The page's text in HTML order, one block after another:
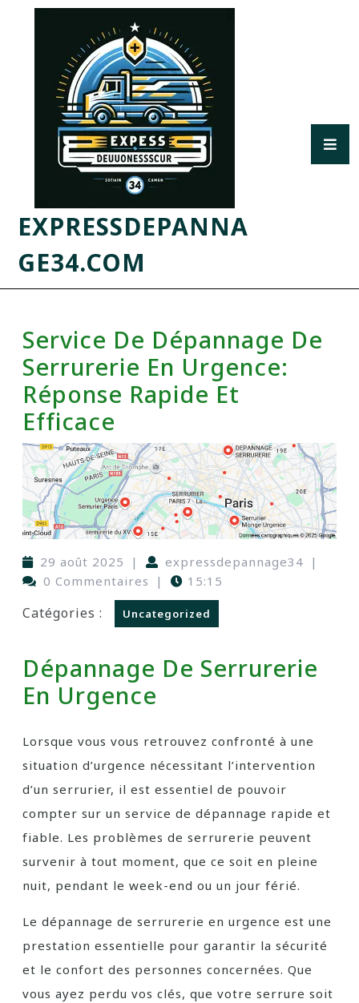
EXPRESSDEPANNA
GE34.COM
Service De Dépannage De
Serrurerie En Urgence:
Réponse Rapide Et
Efficace
29 août 2025 | expressdepannage34 |
0 Commentaires
| 15:15
Catégories : Uncategorized
Dépannage De Serrurerie
En Urgence
Lorsque vous vous retrouvez confronté à une
situation d’urgence nécessitant l’intervention
d’un serrurier, il est essentiel de pouvoir
compter sur un service de dépannage rapide et
fiable. Les problèmes de serrurerie peuvent
survenir à tout moment, que ce soit en pleine
nuit, pendant le week-end ou un jour férié.
Le dépannage de serrurerie en urgence est une
prestation essentielle pour garantir la sécurité
et le confort des personnes concernées. Que
vous ayez perdu vos clés, que votre serrure soit